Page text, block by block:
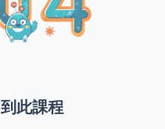
此課程